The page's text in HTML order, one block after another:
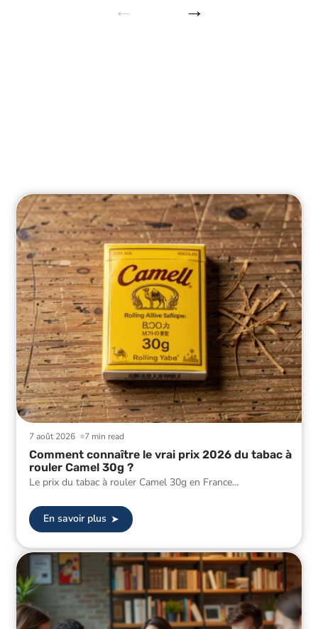
7 min read
7 août 2026
Comment connaître le vrai prix 2026 du tabac à
rouler Camel 30g ?
Le prix du tabac à rouler Camel 30g en France…
En savoir plus